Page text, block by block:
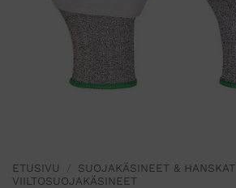
ETUSIVU SUOJAKÄSINEET & HANSKAT
VIILTOSUOJAKÄSINEET